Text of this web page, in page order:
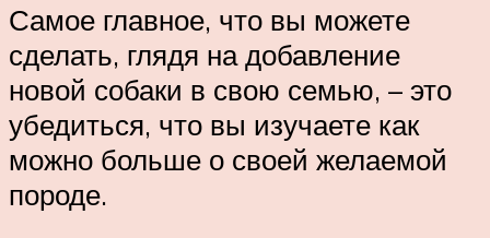
Самое главное, что вы можете
сделать, глядя на добавление
новой собаки в свою семью, – это
убедиться, что вы изучаете как
можно больше о своей желаемой
породе.